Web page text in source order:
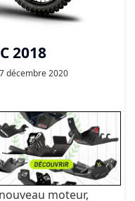
2018
décembre 2020
moteur,